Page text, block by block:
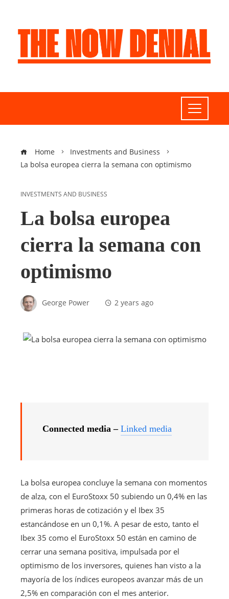
Home
Investments and Business
La bolsa europea cierra la semana con optimismo
INVESTMENTS AND BUSINESS
La bolsa europea
cierra la semana con
optimismo
George Power 2 years ago
Connected media – Linked media
La bolsa europea concluye la semana con momentos
de alza, con el EuroStoxx 50 subiendo un 0,4% en las
primeras horas de cotización y el Ibex 35
estancándose en un 0,1%. A pesar de esto, tanto el
Ibex 35 como el EuroStoxx 50 están en camino de
cerrar una semana positiva, impulsada por el
optimismo de los inversores, quienes han visto a la
mayoría de los índices europeos avanzar más de un
2,5% en comparación con el mes anterior.